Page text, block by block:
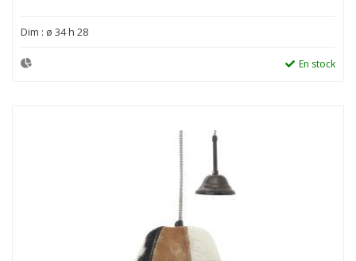
Dim : ø 34 h 28
En stock